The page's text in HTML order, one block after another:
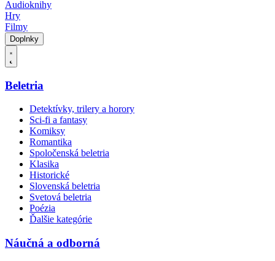
Audioknihy
Hry
Filmy
Doplnky
Beletria
Detektívky, trilery a horory
Sci-fi a fantasy
Komiksy
Romantika
Spoločenská beletria
Klasika
Historické
Slovenská beletria
Svetová beletria
Poézia
Ďalšie kategórie
Náučná a odborná